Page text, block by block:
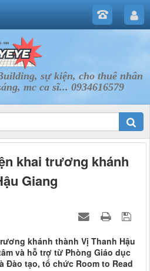
sự kiện, cho thuê nhân
mc ca sĩ... 0934616579
khai trương khánh
Giang
khánh thành Vị Thanh Hậu
và hỗ trợ từ Phòng Giáo dục
Đào tạo, tổ chức Room to Read